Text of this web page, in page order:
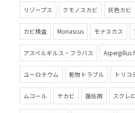
リゾープス クモノスカビ 灰色カビ
カビ検査 Monascus モナスカス
アスペルギルス・フラバス Aspergillus
ユーロチウム 乾物トラブル トリコ
ムコール ケカビ 菌核病 スクレ